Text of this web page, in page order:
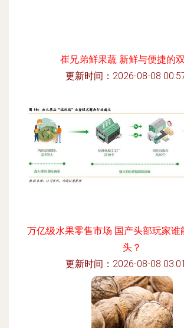
崔兄弟鲜果蔬 新鲜与便捷的
更新时间：2026-08-08
万亿级水果零售市场 国产头部玩家谁
头？
更新时间：2026-08-08